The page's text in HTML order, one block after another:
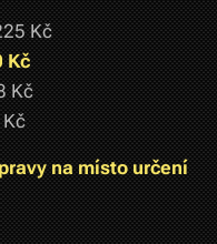
Kč
Kč
Kč
na místo určení